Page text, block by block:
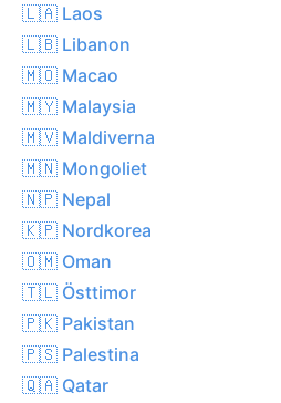
🇱🇦 Laos
🇱🇧 Libanon
🇲🇴 Macao
🇲🇾 Malaysia
🇲🇻 Maldiverna
🇲🇳 Mongoliet
🇳🇵 Nepal
🇰🇵 Nordkorea
🇴🇲 Oman
🇹🇱 Östtimor
🇵🇰 Pakistan
🇵🇸 Palestina
🇶🇦 Qatar